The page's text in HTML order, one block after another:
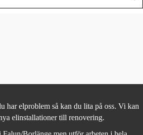
har elproblem så kan du lita på oss. Vi kan
elinstallationer till renovering.